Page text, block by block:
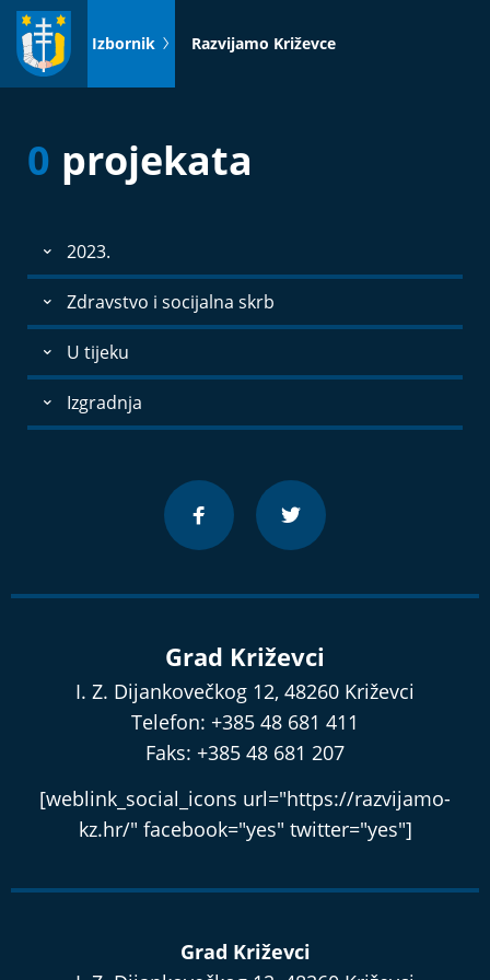
Idi
sadržaj
Izbornik Razvijamo Križevce
0 projekata
2023.
Zdravstvo i socijalna skrb
U tijeku
Izgradnja
Grad Križevci
I. Z. Dijankovečkog 12, 48260 Križevci
Telefon: +385 48 681 411
Faks: +385 48 681 207
[weblink_social_icons url="https://razvijamo-
kz.hr/" facebook="yes" twitter="yes"]
Grad Križevci